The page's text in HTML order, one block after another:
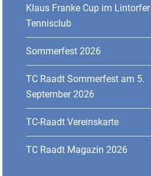
Klaus Franke Cup im Lintorfer
Tennisclub
Sommerfest 2026
TC Raadt Sommerfest am 5.
September 2026
TC-Raadt Vereinskarte
TC Raadt Magazin 2026